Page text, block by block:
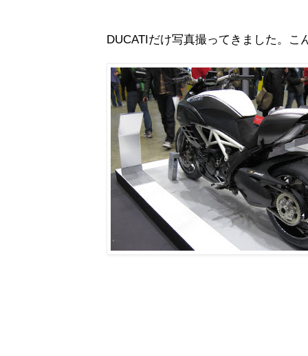
DUCATIだけ写真撮ってきました。こ